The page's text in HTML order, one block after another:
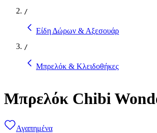
/
Είδη Δώρων & Αξεσουάρ
/
Μπρελόκ & Κλειδοθήκες
Μπρελόκ Chibi
Αγαπημένα